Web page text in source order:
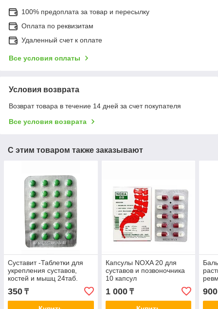
100% предоплата за товар и пересылку
Оплата по реквизитам
Удаленный счет к оплате
Все условия оплаты
Условия возврата
Возврат товара в течение 14 дней за счет покупателя
Все условия возврата
С этим товаром также заказывают
Суставит -Таблетки для
укрепления суставов,
костей и мышц 24таб.
350 ₸
Капсулы NOXA 20 для
суставов и позвоночника
10 капсул
1 000₸ 900